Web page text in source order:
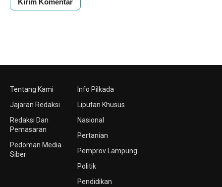
Tentang Kami
Jajaran Redaksi
Redaksi Dan
Pemasaran
Pedoman Media
Siber
Info Pilkada
Liputan Khusus
Nasional
Pertanian
Pemprov Lampung
Politik
Pendidikan